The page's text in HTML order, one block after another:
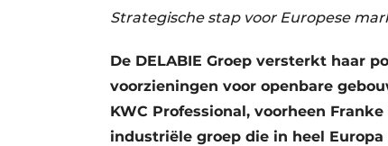
Strategische stap voor Europese
De DELABIE Groep versterkt haar
voorzieningen voor openbare
KWC Professional, voorheen
industriële groep die in heel